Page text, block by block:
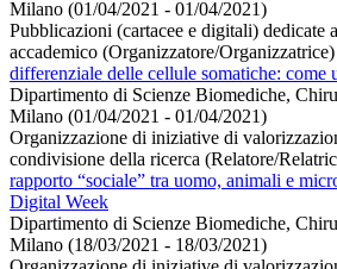
Milano (01/04/2021 - 01/04/2021)
Pubblicazioni (cartacee e digitali) dedicate
accademico (Organizzatore/Organizzatrice)
differenziale delle cellule somatiche: come
Dipartimento di Scienze Biomediche,
Milano (01/04/2021 - 01/04/2021)
Organizzazione di iniziative di
condivisione della ricerca (Relatore/
rapporto “sociale” tra uomo, animali e
Digital Week
Dipartimento di Scienze Biomediche,
Milano (18/03/2021 - 18/03/2021)